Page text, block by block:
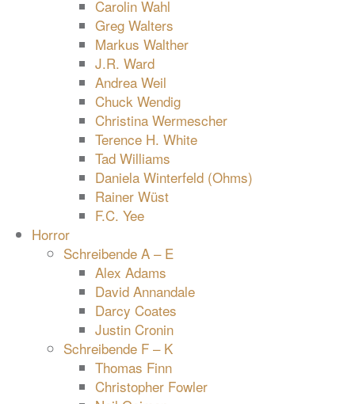
Carolin Wahl
Greg Walters
Markus Walther
J.R. Ward
Andrea Weil
Chuck Wendig
Christina Wermescher
Terence H. White
Tad Williams
Daniela Winterfeld (Ohms)
Rainer Wüst
F.C. Yee
Horror
Schreibende A – E
Alex Adams
David Annandale
Darcy Coates
Justin Cronin
Schreibende F – K
Thomas Finn
Christopher Fowler